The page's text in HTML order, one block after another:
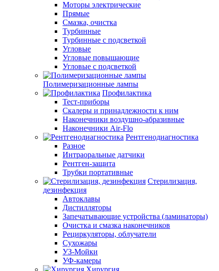
Моторы электрические
Прямые
Смазка, очистка
Турбинные
Турбинные с подсветкой
Угловые
Угловые повышающие
Угловые с подсветкой
Полимеризационные лампы
Профилактика
Тест-приборы
Скалеры и принадлежности к ним
Наконечники воздушно-абразивные
Наконечники Air-Flo
Рентгенодиагностика
Разное
Интраоральные датчики
Рентген-защита
Трубки портативные
Стерилизация,
дезинфекция
Автоклавы
Дистилляторы
Запечатывающие устройства (ламинаторы)
Очистка и смазка наконечников
Рециркуляторы, облучатели
Сухожары
УЗ-Мойки
УФ-камеры
Хирургия